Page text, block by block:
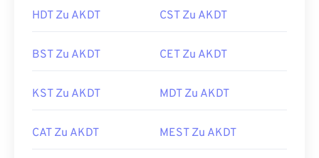
HDT Zu AKDT CST Zu AKDT
BST Zu AKDT CET Zu AKDT
KST Zu AKDT MDT Zu AKDT
CAT Zu AKDT MEST Zu AKDT